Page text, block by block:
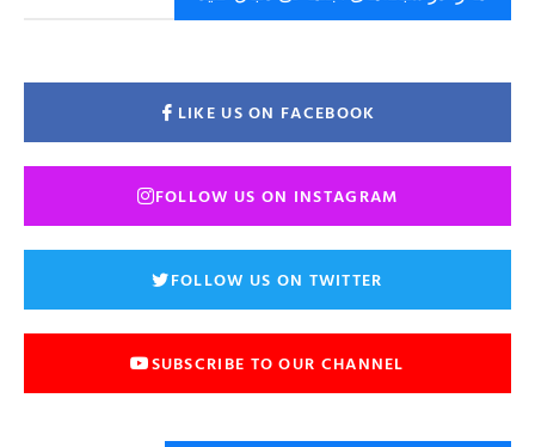
LIKE US ON FACEBOOK
FOLLOW US ON INSTAGRAM
FOLLOW US ON TWITTER
SUBSCRIBE TO OUR CHANNEL